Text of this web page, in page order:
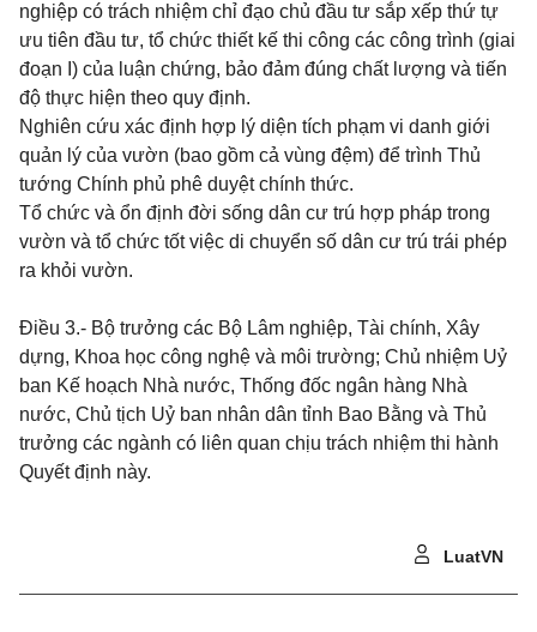
nghiệp có trách nhiệm chỉ đạo chủ đầu tư sắp xếp thứ tự
ưu tiên đầu tư, tổ chức thiết kế thi công các công trình (giai
đoạn I) của luận chứng, bảo đảm đúng chất lượng và tiến
độ thực hiện theo quy định.
Nghiên cứu xác định hợp lý diện tích phạm vi danh giới
quản lý của vườn (bao gồm cả vùng đệm) để trình Thủ
tướng Chính phủ phê duyệt chính thức.
Tổ chức và ổn định đời sống dân cư trú hợp pháp trong
vườn và tổ chức tốt việc di chuyển số dân cư trú trái phép
ra khỏi vườn.
Điều 3.- Bộ trưởng các Bộ Lâm nghiệp, Tài chính, Xây
dựng, Khoa học công nghệ và môi trường; Chủ nhiệm Uỷ
ban Kế hoạch Nhà nước, Thống đốc ngân hàng Nhà
nước, Chủ tịch Uỷ ban nhân dân tỉnh Bao Bằng và Thủ
trưởng các ngành có liên quan chịu trách nhiệm thi hành
Quyết định này.
LuatVN